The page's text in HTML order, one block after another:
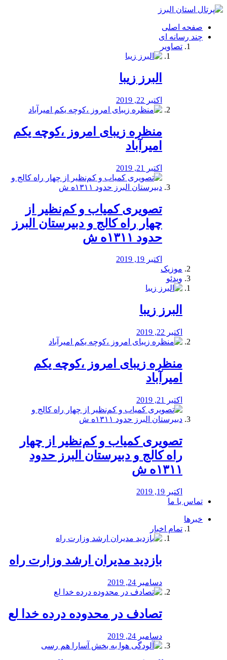
فصد
شرق
تهران
خشکشویی
صفحه اصلی
چند رسانه ای
تصاویر
البرز زیبا
اکتبر 22, 2019
منظره‌‌ زیبای امروز ،کوچه یکم
امیرآباد
اکتبر 21, 2019
️تصویری کمیاب و کم‌نظیر از
چهار راه كالج و دبيرستان البرز
حدود ۱۳۱۱ه ش
اکتبر 19, 2019
موزیک
ویدئو
البرز زیبا
اکتبر 22, 2019
منظره‌‌ زیبای امروز ،کوچه یکم
امیرآباد
اکتبر 21, 2019
️تصویری کمیاب و کم‌نظیر از چهار
راه كالج و دبيرستان البرز حدود
۱۳۱۱ه ش
اکتبر 19, 2019
تماس با ما
خبرها
تمام اخبار
بازدید مدیران ارشد وزارت راه
دسامبر 24, 2019
تصادف در محدوده درده خدا لع
دسامبر 24, 2019